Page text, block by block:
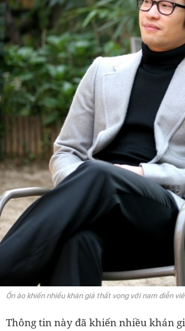
Ồn ào khiến nhiều khán giả thất vọng với nam diễn
Thông tin này đã khiến nhiều khán